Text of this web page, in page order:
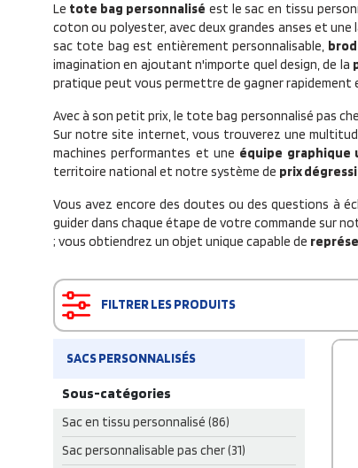
Le tote bag personnalisé est le sac en tissu
coton ou polyester, avec deux grandes anses et
sac tote bag est entièrement personnalisable,
imagination en ajoutant n'importe quel design, de la
pratique peut vous permettre de gagner
Avec à son petit prix, le tote bag personnalisé pas
Sur notre site internet, vous trouverez une
machines performantes et une équipe
territoire national et notre système de prix
Vous avez encore des doutes ou des questions à
guider dans chaque étape de votre commande sur
; vous obtiendrez un objet unique capable de
FILTRER LES PRODUITS
SACS PERSONNALISÉS
Sous-catégories
Sac en tissu personnalisé (86)
Sac personnalisable pas cher (31)